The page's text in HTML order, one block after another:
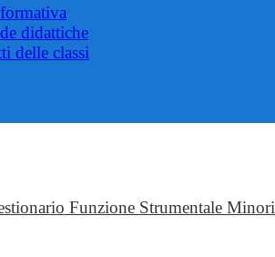
didattiche
delle classi
Funzione Strumentale Minori